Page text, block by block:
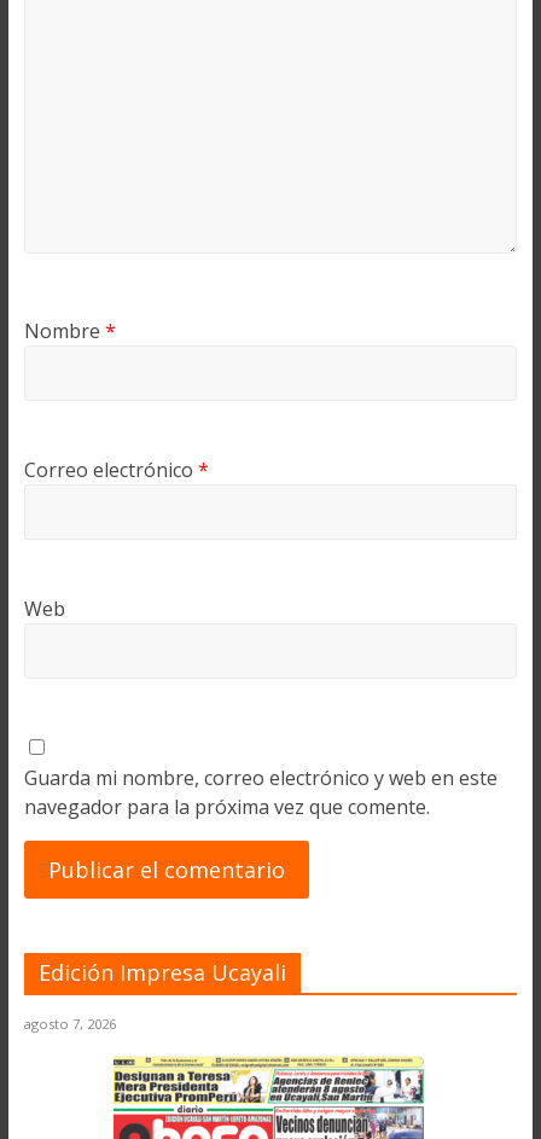
Nombre *
Correo electrónico *
Web
Guarda mi nombre, correo electrónico y web en este
navegador para la próxima vez que comente.
Edición Impresa Ucayali
agosto 7, 2026